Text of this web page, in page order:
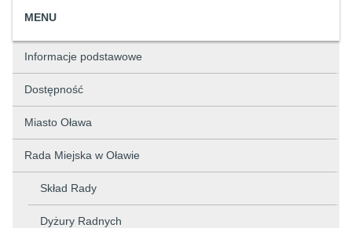
MENU
Informacje podstawowe
Dostępność
Miasto Oława
Rada Miejska w Oławie
Skład Rady
Dyżury Radnych